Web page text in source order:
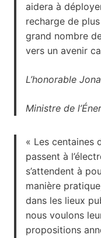
aidera à
recharge de
grand nombre
vers un avenir
L’honorable
Ministre de
« Les centaines
passent à
s’attendent à
manière
dans les lieux
nous voulons
propositions